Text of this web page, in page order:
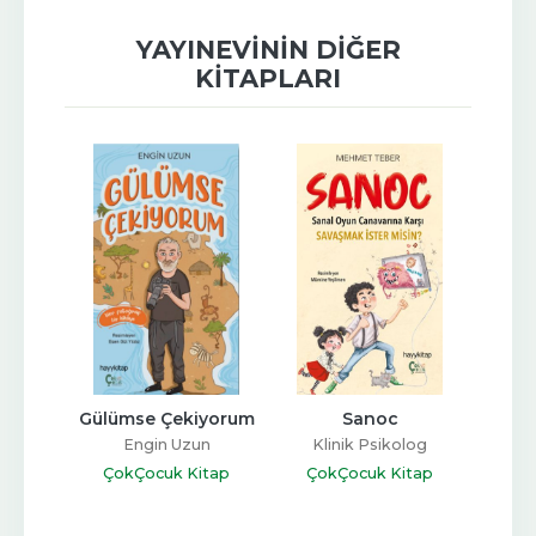
YAYINEVININ DIĞER
KITAPLARI
Gülümse Çekiyorum
Engin Uzun
ÇokÇocuk Kitap
Sanoc
Klinik Psikolog
Mehmet Teber
ÇokÇocuk Kitap